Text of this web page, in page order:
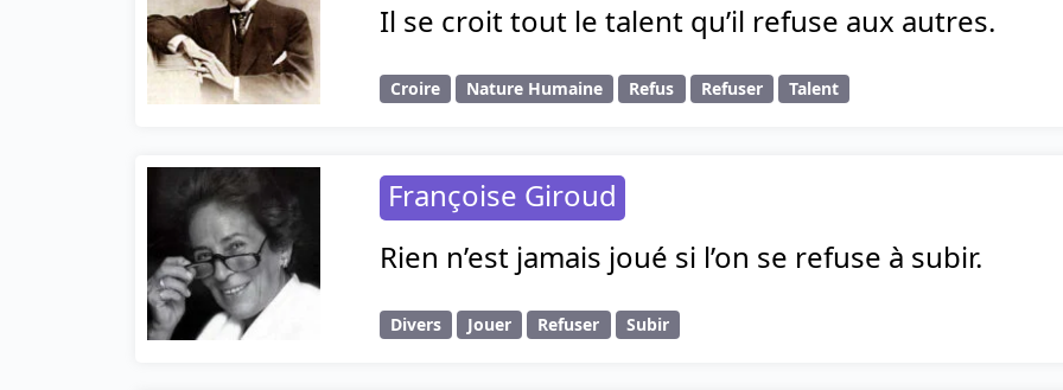
Il se croit tout le talent qu’il refuse aux autres.
Croire Nature Humaine Refus Refuser Talent
Françoise Giroud
Rien n’est jamais joué si l’on se refuse à subir.
Divers Jouer Refuser Subir